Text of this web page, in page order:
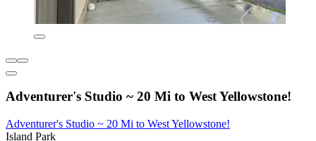
Adventurer's Studio ~ 20 Mi to West Yellowstone!
Adventurer's Studio ~ 20 Mi to West Yellowstone!
Island Park